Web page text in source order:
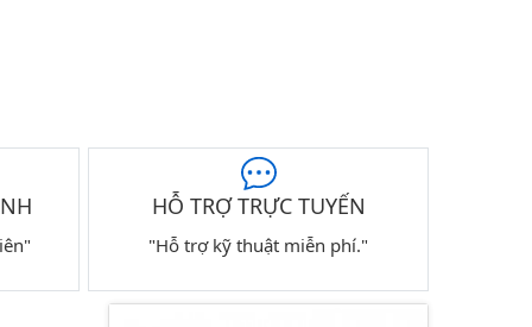
HỖ TRỢ TRỰC TUYẾN
"Hỗ trợ kỹ thuật miễn phí."